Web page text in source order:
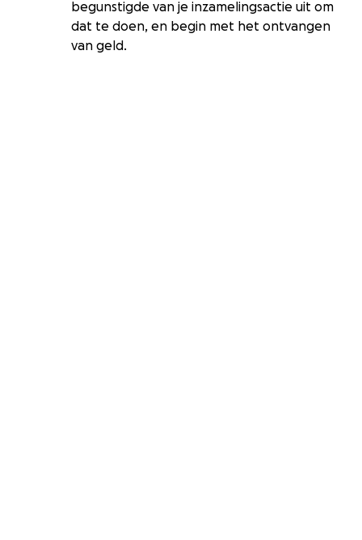
begunstigde van je inzamelingsactie uit om
dat te doen, en begin met het ontvangen
van geld.